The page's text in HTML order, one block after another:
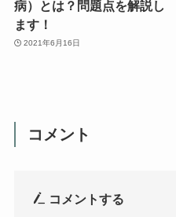
病）とは？問題点を解説し
ます！
2021年6月16日
コメント
コメントする